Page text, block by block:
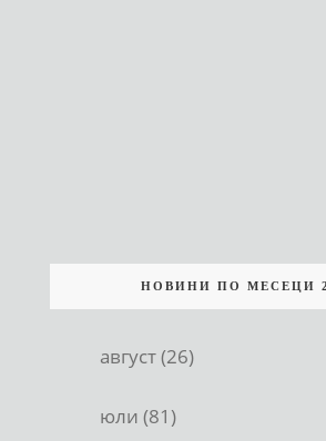
НОВИНИ ПО МЕСЕЦИ
август (26)
юли (81)